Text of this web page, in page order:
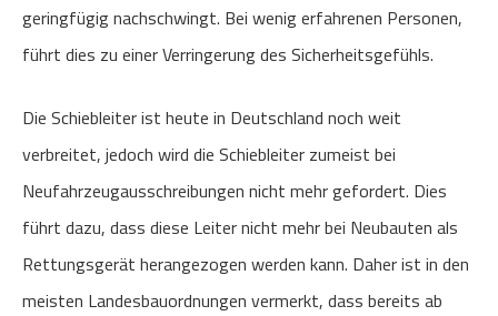
geringfügig nachschwingt. Bei wenig erfahrenen Personen,
führt dies zu einer Verringerung des Sicherheitsgefühls.
Die Schiebleiter ist heute in Deutschland noch weit
verbreitet, jedoch wird die Schiebleiter zumeist bei
Neufahrzeugausschreibungen nicht mehr gefordert. Dies
führt dazu, dass diese Leiter nicht mehr bei Neubauten als
Rettungsgerät herangezogen werden kann. Daher ist in den
meisten Landesbauordnungen vermerkt, dass bereits ab